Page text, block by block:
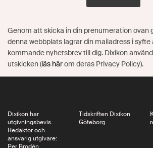
Genom att skicka in din prenumeration ovan
denna webbplats lagrar din mailadress i syfte
kommande nyhetsbrev till dig. Dixikon
utskicken (läs härom deras Privacy Policy).
Dixikon har
utgivningsbevis.
Redaktör och
ansvarig utgivare:
Tidskriften Dixikon
Göteborg